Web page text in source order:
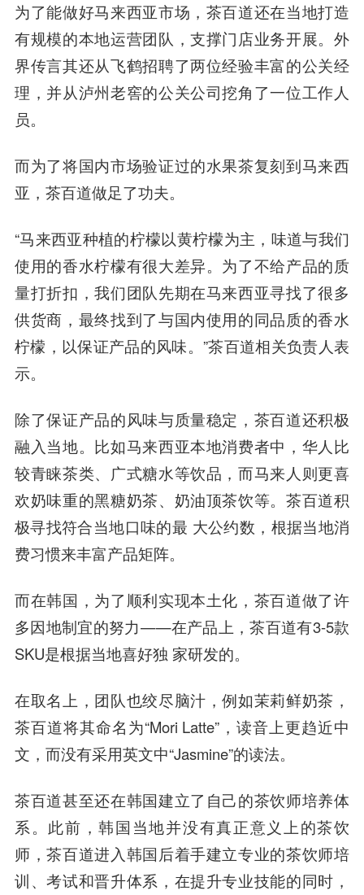
为了能做好马来西亚市场，茶百道还在当地打造
有规模的本地运营团队，支撑门店业务开展。外
界传言其还从飞鹤招聘了两位经验丰富的公关经
理，并从泸州老窖的公关公司挖角了一位工作人
员。
而为了将国内市场验证过的水果茶复刻到马来西
亚，茶百道做足了功夫。
“马来西亚种植的柠檬以黄柠檬为主，味道与我们
使用的香水柠檬有很大差异。为了不给产品的质
量打折扣，我们团队先期在马来西亚寻找了很多
供货商，最终找到了与国内使用的同品质的香水
柠檬，以保证产品的风味。”茶百道相关负责人表
示。
除了保证产品的风味与质量稳定，茶百道还积极
融入当地。比如马来西亚本地消费者中，华人比
较青睐茶类、广式糖水等饮品，而马来人则更喜
欢奶味重的黑糖奶茶、奶油顶茶饮等。茶百道积
极寻找符合当地口味的最 大公约数，根据当地消
费习惯来丰富产品矩阵。
而在韩国，为了顺利实现本土化，茶百道做了许
多因地制宜的努力——在产品上，茶百道有3-5款
SKU是根据当地喜好独 家研发的。
在取名上，团队也绞尽脑汁，例如茉莉鲜奶茶，
茶百道将其命名为“Mori Latte”，读音上更趋近中
文，而没有采用英文中“Jasmine”的读法。
茶百道甚至还在韩国建立了自己的茶饮师培养体
系。此前，韩国当地并没有真正意义上的茶饮
师，茶百道进入韩国后着手建立专业的茶饮师培
训、考试和晋升体系，在提升专业技能的同时，